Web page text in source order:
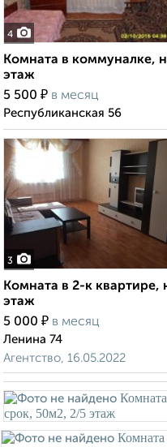
4
Комната в коммуналке,
этаж
5 500 ₽ в месяц
Республиканская 56
3
Комната в 2-к квартире,
этаж
5 000 ₽ в месяц
Ленина 74
Агентство, 16.05.2022